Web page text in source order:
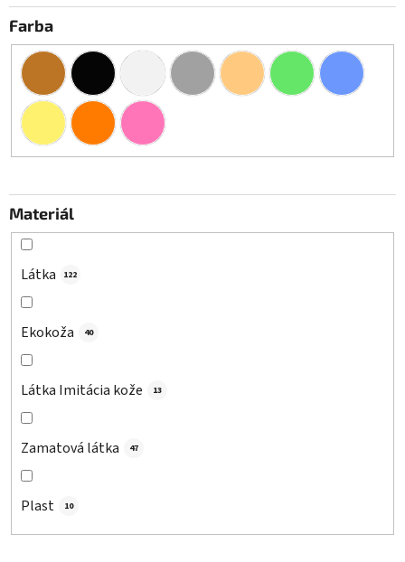
Farba
Materiál
Látka 122
Ekokoža 40
Látka Imitácia kože 13
Zamatová látka 47
Plast 10